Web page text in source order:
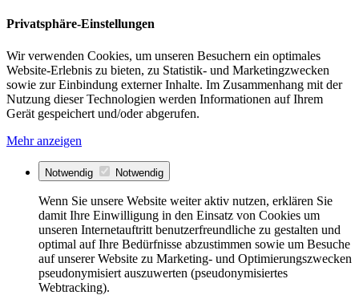
Privatsphäre-Einstellungen
Wir verwenden Cookies, um unseren Besuchern ein optimales
Website-Erlebnis zu bieten, zu Statistik- und Marketingzwecken
sowie zur Einbindung externer Inhalte. Im Zusammenhang mit der
Nutzung dieser Technologien werden Informationen auf Ihrem
Gerät gespeichert und/oder abgerufen.
Mehr anzeigen
Notwendig Notwendig
Wenn Sie unsere Website weiter aktiv nutzen, erklären Sie
damit Ihre Einwilligung in den Einsatz von Cookies um
unseren Internetauftritt benutzerfreundliche zu gestalten und
optimal auf Ihre Bedürfnisse abzustimmen sowie um Besuche
auf unserer Website zu Marketing- und Optimierungszwecken
pseudonymisiert auszuwerten (pseudonymisiertes
Webtracking).